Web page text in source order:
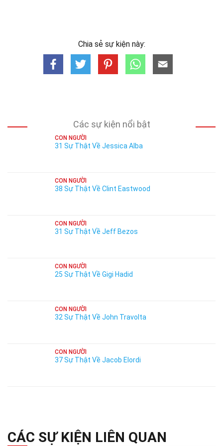
Chia sẻ sự kiện này:
Các sự kiện nổi bật
CON NGƯỜI
31 Sự Thật Về Jessica Alba
CON NGƯỜI
38 Sự Thật Về Clint Eastwood
CON NGƯỜI
31 Sự Thật Về Jeff Bezos
CON NGƯỜI
25 Sự Thật Về Gigi Hadid
CON NGƯỜI
32 Sự Thật Về John Travolta
CON NGƯỜI
37 Sự Thật Về Jacob Elordi
CÁC SỰ KIỆN LIÊN QUAN